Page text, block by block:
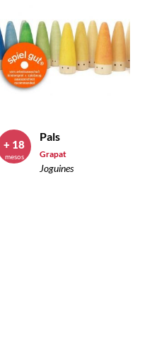
Pals
Grapat
Joguines
+ 18
mesos